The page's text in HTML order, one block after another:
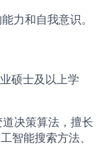
力和自我意识。
硕士及以上学
决策算法，擅长
智能搜索方法、